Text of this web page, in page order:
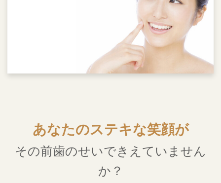
あなたのステキな笑顔が
その前歯のせいできえていません
か？